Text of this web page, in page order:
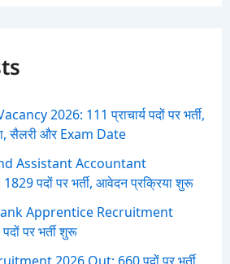
2026: 111 प्राचार्य पदों पर भर्ती,
सैलरी और Exam Date
Assistant Accountant
पदों पर भर्ती, आवेदन प्रक्रिया शुरू
Apprentice Recruitment
पर भर्ती शुरू
2026 Out: 660 पदों पर भर्ती,